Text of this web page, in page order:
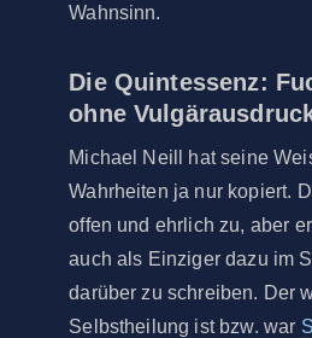
Wahnsinn.
Die Quintessenz:
ohne
Michael Neill hat seine
Wahrheiten ja nur kopiert.
offen und ehrlich zu, aber
auch als Einziger dazu im
darüber zu schreiben. Der
Selbstheilung ist bzw. war